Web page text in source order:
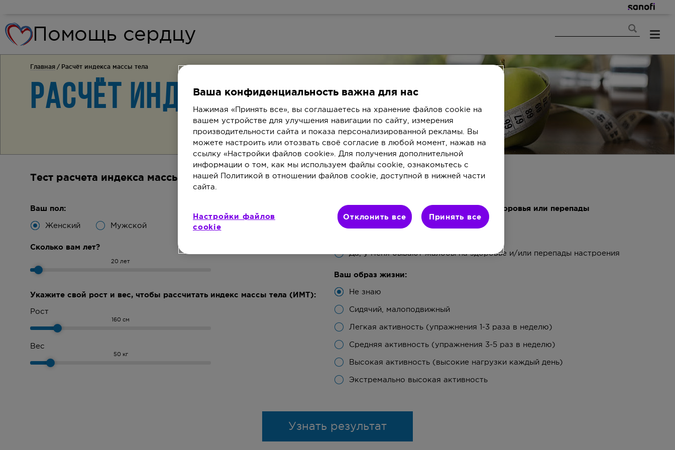
Помощь сердцу
Главная Расчёт индекса массы тела
Расчёт индекса массы тела
Тест расчета индекса массы тела
Ваш пол:
Женский
Мужской
Сколько вам лет?
20 лет
Укажите свой рост и вес, чтобы рассчитать индекс массы тела (ИМТ):
Рост
160 см
Вес
50 кг
Бывают ли у вас жалобы на состояние здоровья или перепады
настроения?
Да, у меня бывают жалобы на здоровье и/или перепады настроения
Ваш образ жизни:
Не знаю
Сидячий, малоподвижный
Легкая активность (упражнения 1-3 раза в неделю)
Средняя активность (упражнения 3-5 раз в неделю)
Высокая активность (высокие нагрузки каждый день)
Экстремально высокая активность
Ваша конфиденциальность важна для нас
Нажимая «Принять все», вы соглашаетесь на хранение файлов cookie на
вашем устройстве для улучшения навигации по сайту, измерения
производительности сайта и показа персонализированной рекламы. Вы
можете настроить или отозвать своё согласие в любой момент, нажав на
ссылку «Настройки файлов cookie». Для получения дополнительной
информации о том, как мы используем файлы cookie, ознакомьтесь с
нашей Политикой в отношении файлов cookie, доступной в нижней части
сайта.
Настройки файлов
cookie
Отклонить все Принять все